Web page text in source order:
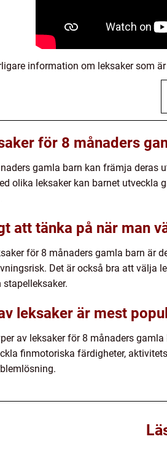
information om leksaker som
för 8 månaders
gamla barn kan främja deras
olika leksaker kan barnet
att tänka på när man
för 8 månaders gamla barn är
Det är också bra att välja
leksaker är mest
av leksaker för 8 månaders
finmotoriska färdigheter,